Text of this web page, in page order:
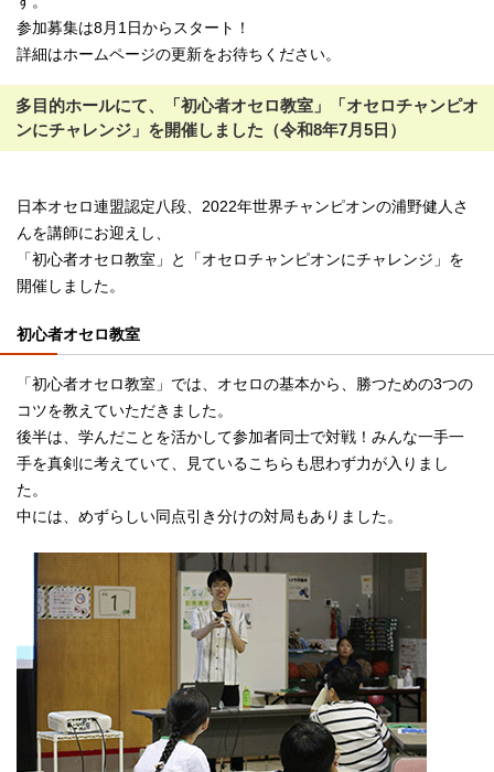
参加募集は8月1日からスタート！
詳細はホームページの更新をお待ちください。
多目的ホールにて、「初心者オセロ教室」「オセロチャンピオ
ンにチャレンジ」を開催しました（令和8年7月5日）
日本オセロ連盟認定八段、2022年世界チャンピオンの浦野健人さ
んを講師にお迎えし、
「初心者オセロ教室」と「オセロチャンピオンにチャレンジ」を
開催しました。
初心者オセロ教室
「初心者オセロ教室」では、オセロの基本から、勝つための3つの
コツを教えていただきました。
後半は、学んだことを活かして参加者同士で対戦！みんな一手一
手を真剣に考えていて、見ているこちらも思わず力が入りまし
た。
中には、めずらしい同点引き分けの対局もありました。